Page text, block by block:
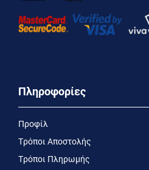
Πληροφορίες
Προφίλ
Τρόποι Αποστολής
Τρόποι Πληρωμής